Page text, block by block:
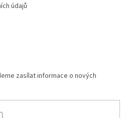
údajů
zasílat informace o nových